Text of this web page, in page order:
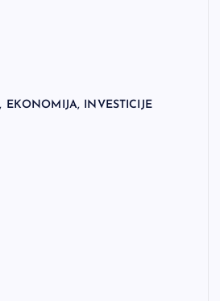
EKONOMIJA, INVESTICIJE